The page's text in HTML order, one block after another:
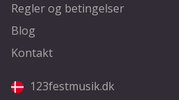
Regler og betingelser
Blog
Kontakt
123festmusik.dk